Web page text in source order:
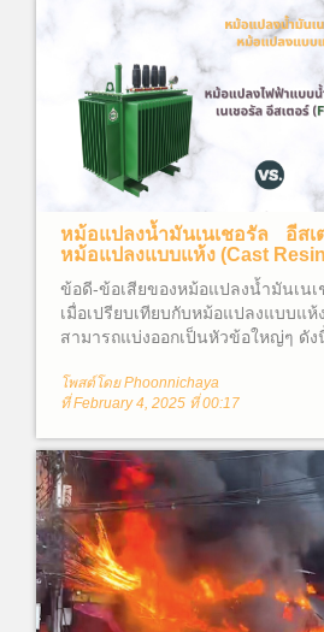
หม้อแปลงน้ำมันเนเชอรัล อีส
หม้อแปลงแบบแห้ง (Cast
ข้อดี-ข้อเสียของหม้อแปลงน้ำมันเน
เมื่อเปรียบเทียบกับหม้อแปลงแบบ
สามารถแบ่งออกเป็นหัวข้อใหญ่ๆ ดัง
โพสต์โดย Phoonnichaya
ที่ February 4, 2025 ที่ 00:17